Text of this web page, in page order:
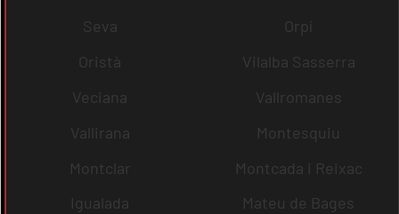
Seva
Orpí
Oristà
Vilalba Sasserra
Veciana
Vallromanes
Vallirana
Montesquiu
Montclar
Montcada i Reixac
Igualada
Mateu de Bages